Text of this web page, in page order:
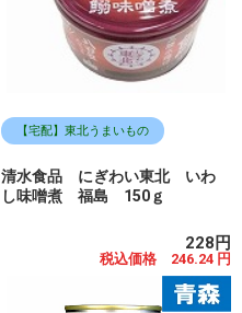
【宅配】東北うまいもの
清水食品 にぎわい東北 いわ
し味噌煮 福島 150ｇ
228円
税込価格 246.24 円